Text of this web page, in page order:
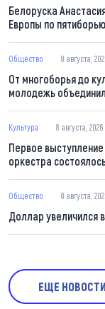
Белоруска
Европы по пятиборью
Общество 8 августа,
От многоборья до
молодежь
Культура 8 августа, 2026
Первое
оркестра
Общество 8 августа,
Доллар увеличился
ЕЩЕ